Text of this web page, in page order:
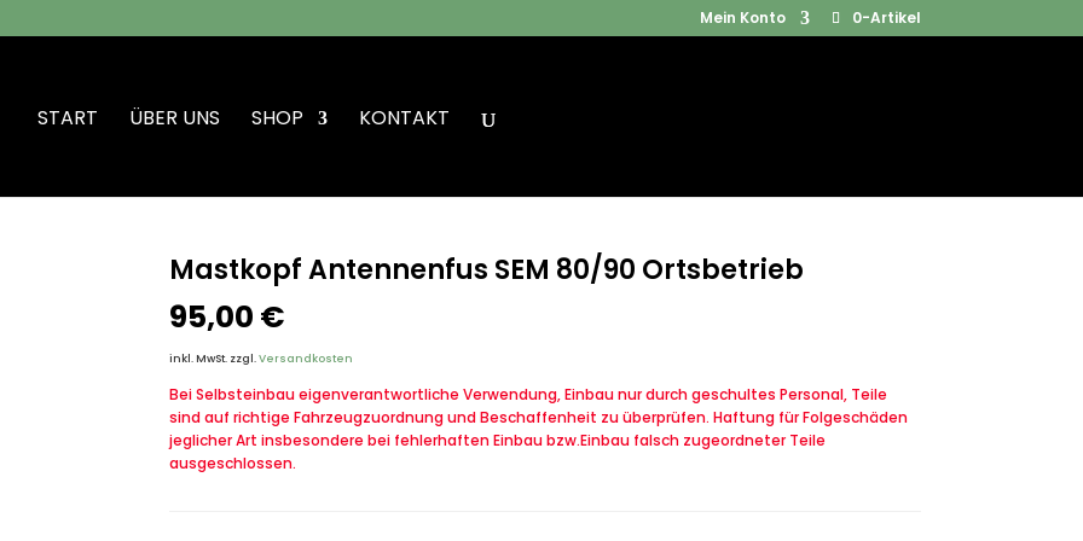
Mein Konto 0-Artikel
START ÜBER UNS SHOP KONTAKT
Products
Mastkopf Antennenfus SEM 80/90 Ortsbetrieb
95,00 €
inkl. MwSt. zzgl.Versandkosten
Bei Selbsteinbau eigenverantwortliche Verwendung, Einbau nur durch geschultes Personal, Teile
sind auf richtige Fahrzeugzuordnung und Beschaffenheit zu überprüfen. Haftung für Folgeschäden
jeglicher Art insbesondere bei fehlerhaften Einbau bzw.Einbau falsch zugeordneter Teile
ausgeschlossen.